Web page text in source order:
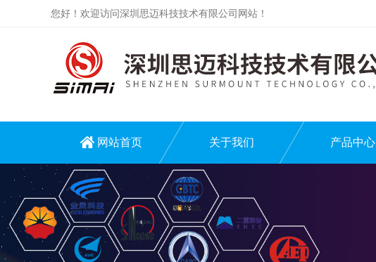
您好！欢迎访问深圳思迈科技技术有限公司网站！
网站首页 关于我们 产品中心